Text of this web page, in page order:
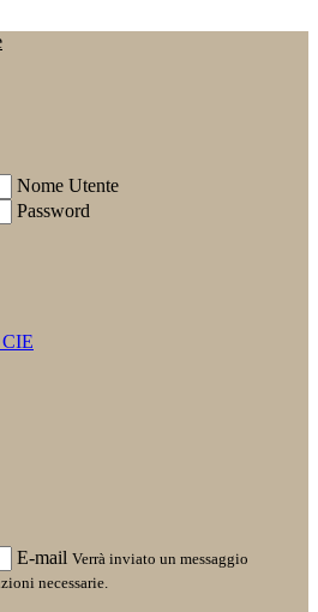
Nome Utente
Password
E-mail Verrà inviato un messaggio
necessarie.